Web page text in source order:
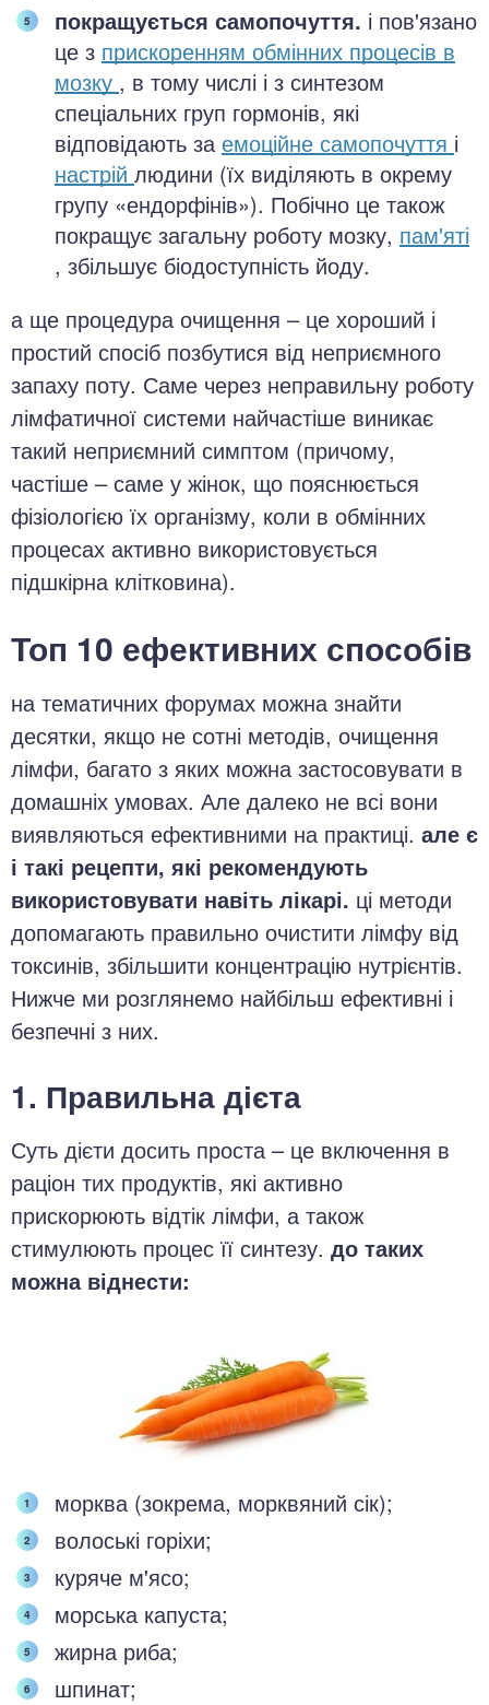
покращується самопочуття. і пов'язано
це з прискоренням обмінних процесів в
мозку , в тому числі і з синтезом
спеціальних груп гормонів, які
відповідають за емоційне самопочуття і
настрій людини (їх виділяють в окрему
групу «ендорфінів»). Побічно це також
покращує загальну роботу мозку, пам'яті
, збільшує біодоступність йоду.
а ще процедура очищення – це хороший і
простий спосіб позбутися від неприємного
запаху поту. Саме через неправильну роботу
лімфатичної системи найчастіше виникає
такий неприємний симптом (причому,
частіше – саме у жінок, що пояснюється
фізіологією їх організму, коли в обмінних
процесах активно використовується
підшкірна клітковина).
Топ 10 ефективних способів
на тематичних форумах можна знайти
десятки, якщо не сотні методів, очищення
лімфи, багато з яких можна застосовувати в
домашніх умовах. Але далеко не всі вони
виявляються ефективними на практиці. але є
і такі рецепти, які рекомендують
використовувати навіть лікарі. ці методи
допомагають правильно очистити лімфу від
токсинів, збільшити концентрацію нутрієнтів.
Нижче ми розглянемо найбільш ефективні і
безпечні з них.
1. Правильна дієта
Суть дієти досить проста – це включення в
раціон тих продуктів, які активно
прискорюють відтік лімфи, а також
стимулюють процес її синтезу. до таких
можна віднести:
морква (зокрема, морквяний сік);
волоські горіхи;
куряче м'ясо;
морська капуста;
жирна риба;
шпинат;